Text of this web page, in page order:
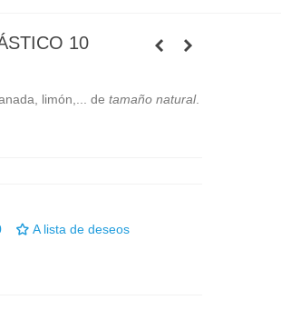
10
limón,... de tamaño natural.
A lista de deseos